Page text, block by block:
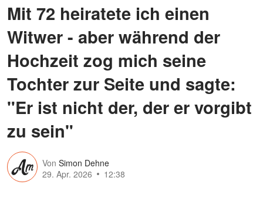
Mit 72 heiratete ich einen
Witwer - aber während der
Hochzeit zog mich seine
Tochter zur Seite und sagte:
"Er ist nicht der, der er vorgibt
zu sein"
Von Simon Dehne
29. Apr. 2026
12:38